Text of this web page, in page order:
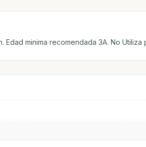
minima recomendada 3A. No